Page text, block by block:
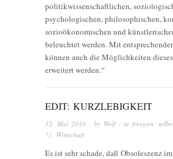
politikwissenschaftlichen,
psychologischen, philosophischen,
sozioökonomischen und
beleuchtet werden. Mit
können auch die Möglichkeiten
erweitert werden.“
EDIT: KURZLEBIGKEIT
12. Mai 2010 · by Wolf· in freegan
?)
Wirtschaft
Es ist sehr schade, daß Obsoleszenz